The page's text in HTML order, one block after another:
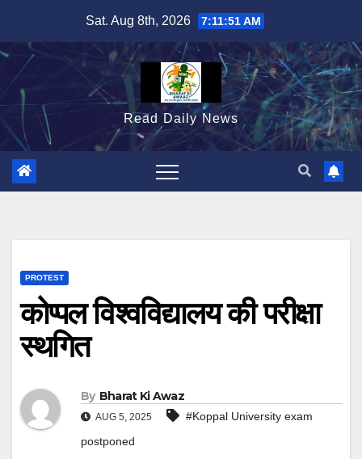
content
Sat. Aug 8th, 2026 7:11:52 AM
Read Daily News
PROTEST
कोप्पल विश्वविद्यालय की परीक्षा
स्थगित
By Bharat Ki Awaz
AUG 5, 2025
#Koppal University exam
postponed